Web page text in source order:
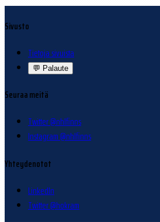
Sivusto
Tietoja sivuista
💬 Palaute
Seuraa meitä
Twitter @nhlfinns
Instagram @nhlfinns
Yhteydenotot
LinkedIn
Twitter @hokram